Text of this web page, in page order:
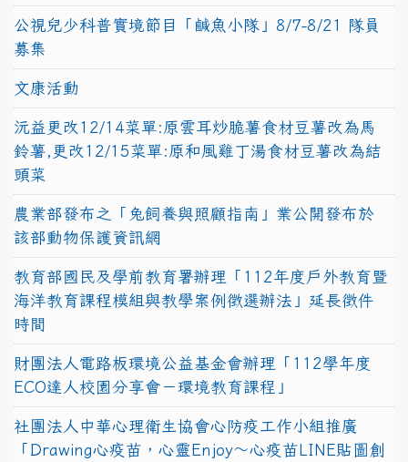
公視兒少科普實境節目「鹹魚小隊」8/7-8/21 隊員
募集
文康活動
沅益更改12/14菜單:原雲耳炒脆薯食材豆薯改為馬
鈴薯,更改12/15菜單:原和風雞丁湯食材豆薯改為結
頭菜
農業部發布之「兔飼養與照顧指南」業公開發布於
該部動物保護資訊網
教育部國民及學前教育署辦理「112年度戶外教育暨
海洋教育課程模組與教學案例徵選辦法」延長徵件
時間
財團法人電路板環境公益基金會辦理「112學年度
ECO達人校園分享會－環境教育課程」
社團法人中華心理衛生協會心防疫工作小組推廣
「Drawing心疫苗，心靈Enjoy〜心疫苗LINE貼圖創